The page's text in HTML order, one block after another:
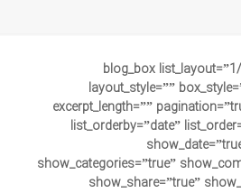
[blog_box
layout_style=””
excerpt_length=””
list_orderby=”date”
show_categories=”true”
show_share=”true”